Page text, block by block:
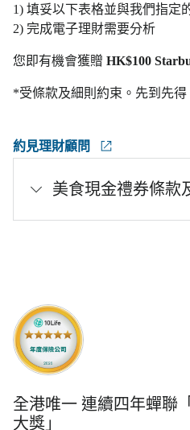
1) 填妥以下表格並與我們指定
2) 完成電子理財需要分析
您即有機會獲贈 HK$100
*受條款及細則約束。先到先得
約見理財顧問
美食現金禮券條款
全港唯一 連續四年蟬聯
大獎」